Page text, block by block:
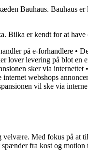
Bauhaus.
er kendt for at
på e-forhandlere •
lover levering på blot en
sker via internettet •
internet webshops
vil ske via
Med fokus på
fra kost og